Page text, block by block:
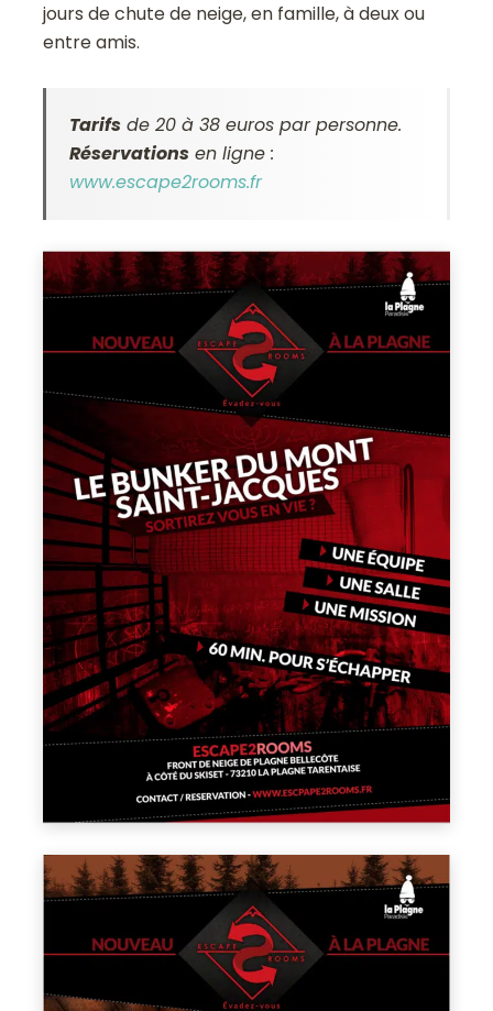
jours de chute de neige, en famille, à deux ou
entre amis.
Tarifs de 20 à 38 euros par personne.
Réservations en ligne :
www.escape2rooms.fr